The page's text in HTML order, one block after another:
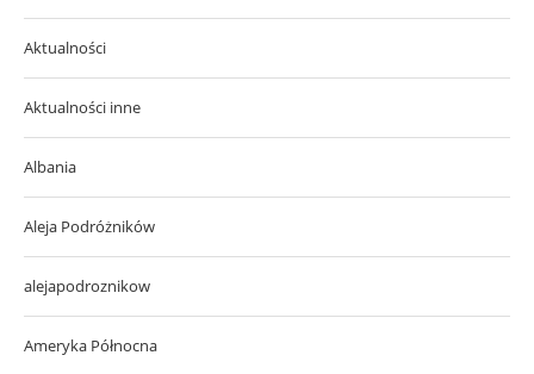
Aktualności
Aktualności inne
Albania
Aleja Podróżników
alejapodroznikow
Ameryka Północna